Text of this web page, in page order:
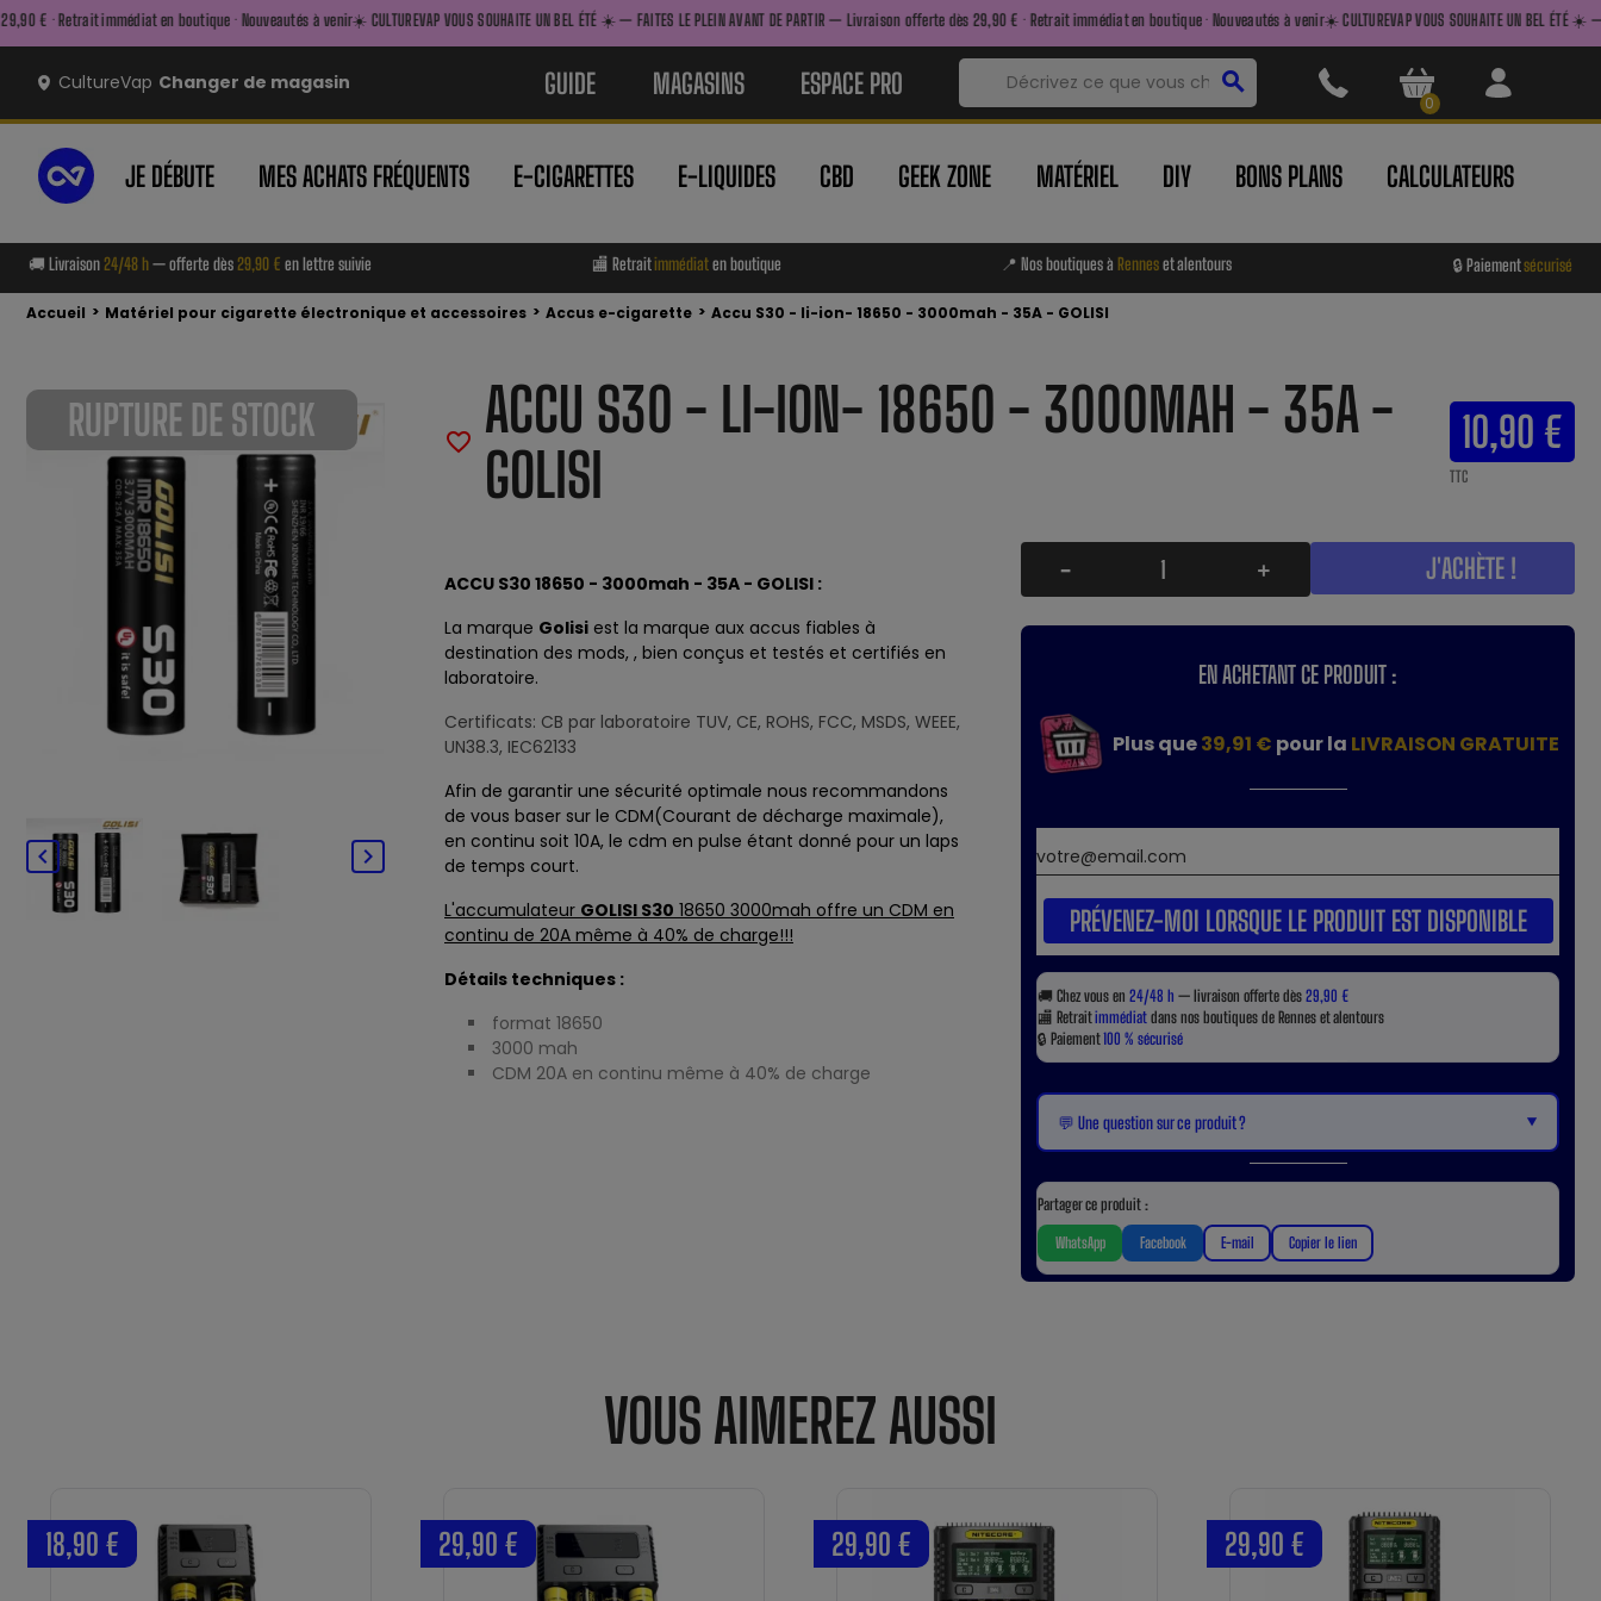
immédiat en boutique · Nouveautés à venir☀️ CULTUREVAP VOUS SOUHAITE UN BEL ÉTÉ ☀️ — FAITES LE PLEIN AVANT DE PARTIR — Livraison offerte dès 29,90 € · Retrait immédiat en boutique · Nouveautés à venir☀️ CULTUREVAP VOUS SOUHAITE UN BEL ÉTÉ ☀️ — FAITES LE
CultureVap Changer de magasin GUIDE MAGASINS ESPACE PRO search
0
JE DÉBUTE MES ACHATS FRÉQUENTS E-CIGARETTES E-LIQUIDES CBD GEEK ZONE MATÉRIEL DIY BONS PLANS CALCULATEURS
🚚 Livraison24/48 h— offerte dès29,90 € en lettre suivie 🏬 Retraitimmédiaten boutique 📍 Nos boutiques à Renneset alentours 🔒 Paiementsécurisé
Accueil > Matériel pour cigarette électronique et accessoires > Accus e-cigarette > Accu S30 - li-ion- 18650 - 3000mah - 35A - GOLISI
RUPTURE DE STOCK
 
favorite_border ACCU S30 - LI-ION- 18650 - 3000MAH - 35A -
GOLISI
10,90 €
TTC
ACCU S30 18650 - 3000mah - 35A - GOLISI :
La marque Golisi est la marque aux accus fiables à
destination des mods, , bien conçus et testés et certifiés en
laboratoire.
Certificats: CB par laboratoire TUV, CE, ROHS, FCC, MSDS, WEEE,
UN38.3, IEC62133
Afin de garantir une sécurité optimale nous recommandons
de vous baser sur le CDM(Courant de décharge maximale),
en continu soit 10A, le cdm en pulse étant donné pour un laps
de temps court.
L'accumulateur GOLISI S30 18650 3000mah offre un CDM en
continu de 20A même à 40% de charge!!!
Détails techniques :
format 18650
3000 mah
CDM 20A en continu même à 40% de charge
- + J'ACHÈTE !
EN ACHETANT CE PRODUIT :
Plus que39,91 € pour la LIVRAISON GRATUITE
PRÉVENEZ-MOI LORSQUE LE PRODUIT EST DISPONIBLE
🚚 Chez vous en 24/48 h — livraison offerte dès29,90 €
🏬 Retraitimmédiatdans nos boutiques de Rennes et alentours
🔒 Paiement100 % sécurisé
💬 Une question sur ce produit ? ▼
Partager ce produit :
WhatsApp Facebook E-mail Copier le lien
VOUS AIMEREZ AUSSI
18,90 € 29,90 € 29,90 € 29,90 €